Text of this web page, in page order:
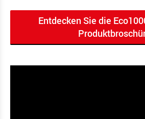
Entdecken Sie die